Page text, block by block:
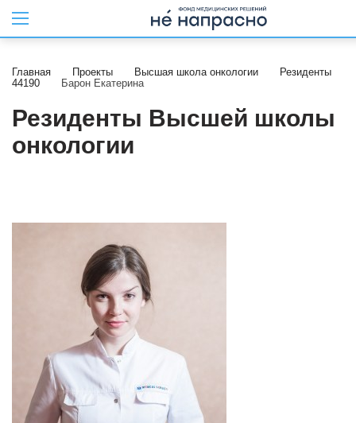
Главная Проекты Высшая школа онкологии
Резиденты
44190
Барон Екатерина
Резиденты Высшей школы
онкологии